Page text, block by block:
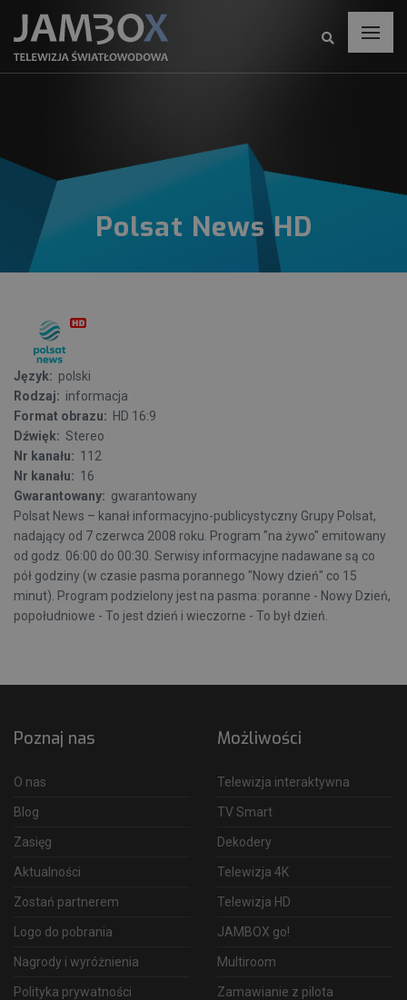
Polsat News HD
Język: polski
Rodzaj: informacja
Format obrazu: HD 16:9
Dźwięk: Stereo
Nr kanału: 112
Nr kanału: 16
Gwarantowany: gwarantowany
Polsat News – kanał informacyjno-publicystyczny Grupy Polsat,
nadający od 7 czerwca 2008 roku. Program "na żywo" emitowany
od godz. 06:00 do 00:30. Serwisy informacyjne nadawane są co
pół godziny (w czasie pasma porannego "Nowy dzień" co 15
minut). Program podzielony jest na pasma: poranne - Nowy Dzień,
popołudniowe - To jest dzień i wieczorne - To był dzień.
Poznaj nas
O nas
Blog
Zasięg
Aktualności
Zostań partnerem
Logo do pobrania
Nagrody i wyróżnienia
Polityka prywatności
Możliwości
Telewizja interaktywna
TV Smart
Dekodery
Telewizja 4K
Telewizja HD
JAMBOX go!
Multiroom
Zamawianie z pilota